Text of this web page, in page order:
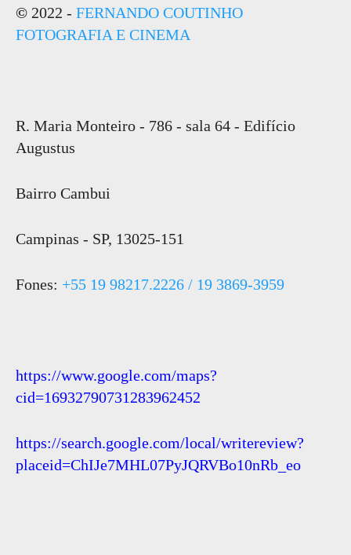
© 2022 - FERNANDO COUTINHO
FOTOGRAFIA E CINEMA
R. Maria Monteiro - 786 - sala 64 - Edifício
Augustus
Bairro Cambui
Campinas - SP, 13025-151
Fones: +55 19 98217.2226 / 19 3869-3959
https://www.google.com/maps?
cid=16932790731283962452
https://search.google.com/local/writereview?
placeid=ChIJe7MHL07PyJQRVBo10nRb_eo